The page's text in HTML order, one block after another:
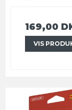
169,00
VIS